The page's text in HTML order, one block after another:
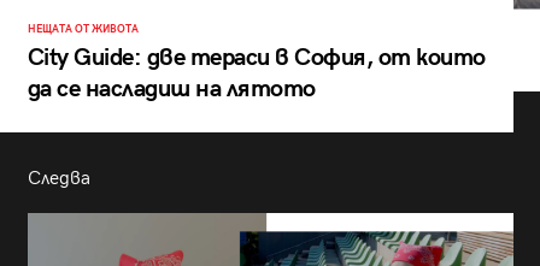
НЕЩАТА ОТ ЖИВОТА
City Guide: две тераси в София, от които
да се насладиш на лятото
Следва